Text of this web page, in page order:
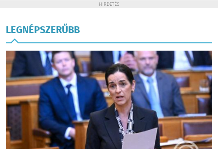
HIRDETÉS
LEGNÉPSZERŰBB